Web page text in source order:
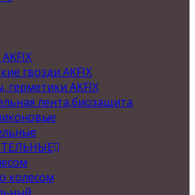
гвозди AKFIX
герметики AKFIX
лента,биозащита
колесом